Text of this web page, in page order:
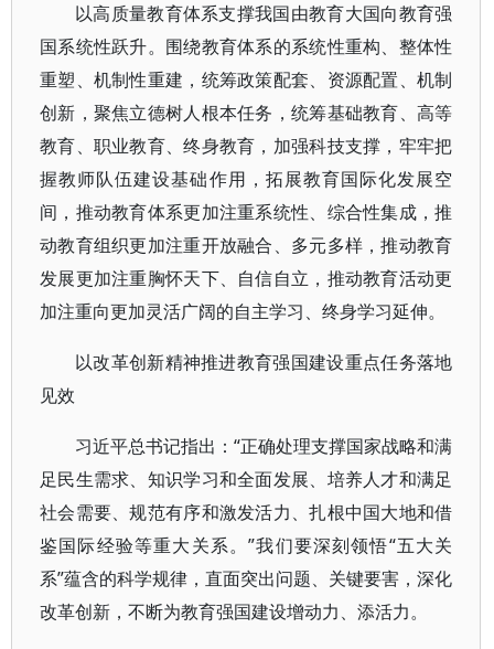
以高质量教育体系支撑我国由教育大国向教育强
国系统性跃升。围绕教育体系的系统性重构、整体性
重塑、机制性重建，统筹政策配套、资源配置、机制
创新，聚焦立德树人根本任务，统筹基础教育、高等
教育、职业教育、终身教育，加强科技支撑，牢牢把
握教师队伍建设基础作用，拓展教育国际化发展空
间，推动教育体系更加注重系统性、综合性集成，推
动教育组织更加注重开放融合、多元多样，推动教育
发展更加注重胸怀天下、自信自立，推动教育活动更
加注重向更加灵活广阔的自主学习、终身学习延伸。
以改革创新精神推进教育强国建设重点任务落地
见效
习近平总书记指出：“正确处理支撑国家战略和满
足民生需求、知识学习和全面发展、培养人才和满足
社会需要、规范有序和激发活力、扎根中国大地和借
鉴国际经验等重大关系。”我们要深刻领悟“五大关
系”蕴含的科学规律，直面突出问题、关键要害，深化
改革创新，不断为教育强国建设增动力、添活力。